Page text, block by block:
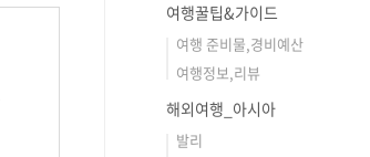
여행꿀팁&가이드
여행 준비물,경비예산
여행정보,리뷰
해외여행_아시아
발리